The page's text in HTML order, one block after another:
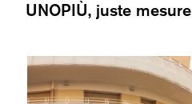
UNOPIÙ, juste mesure